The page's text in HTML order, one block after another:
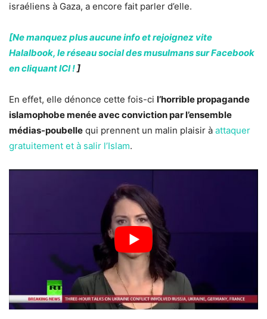
israéliens à Gaza, a encore fait parler d’elle.
[Ne manquez plus aucune info et rejoignez vite
Halalbook, le réseau social des musulmans sur Facebook
en cliquant ICI !]
En effet, elle dénonce cette fois-ci l’horrible propagande
islamophobe menée avec conviction par l’ensemble
médias-poubelle qui prennent un malin plaisir à attaquer
gratuitement et à salir l’Islam.